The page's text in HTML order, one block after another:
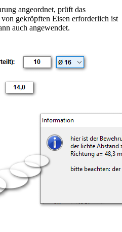
angeordnet, prüft das
gekröpften Eisen erforderlich ist
auch angewendet.